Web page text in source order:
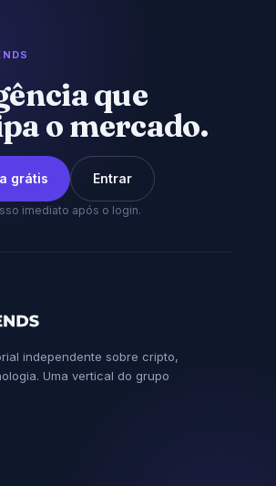
que
o mercado.
grátis Entrar
imediato após o login.
independente sobre cripto,
Uma vertical do grupo